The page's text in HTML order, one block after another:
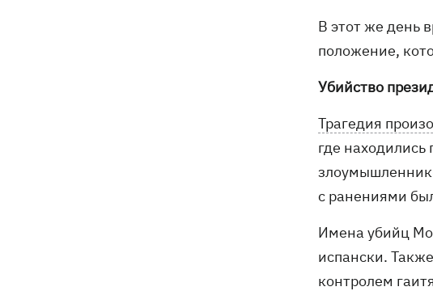
В этот же день
положение,
Убийство
Трагедия
где
с ранениями
Имена убийц
испански.
контролем